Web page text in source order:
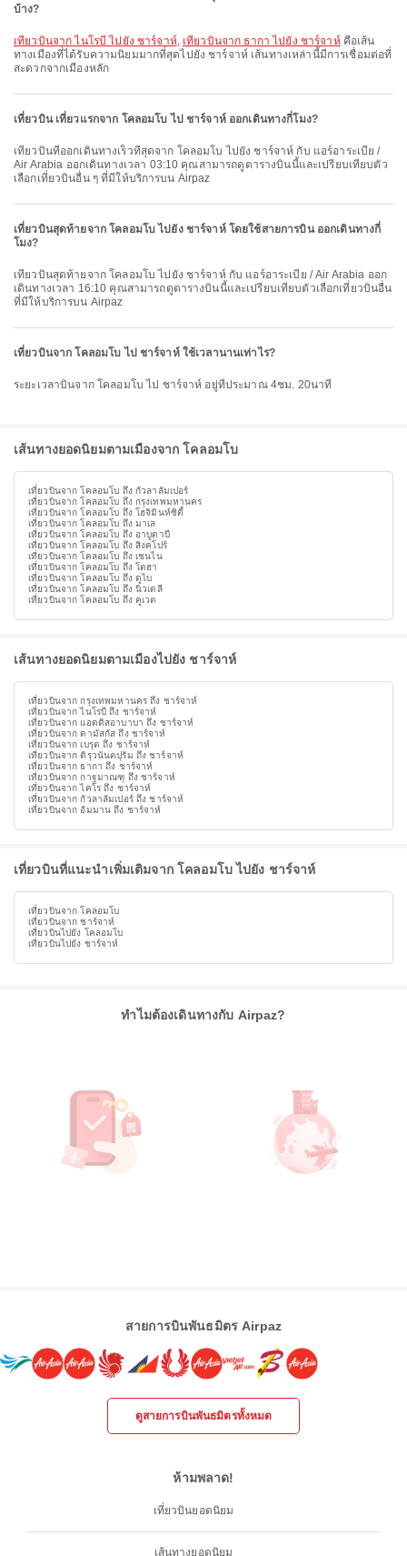
บ้าง?
เที่ยวบินจาก ไนโรบี ไปยัง ชาร์จาห์, เที่ยวบินจาก ธากา ไปยัง ชาร์จาห์ คือเส้น
ทางเมืองที่ได้รับความนิยมมากที่สุดไปยัง ชาร์จาห์ เส้นทางเหล่านี้มีการเชื่อมต่อที่
สะดวกจากเมืองหลัก
เที่ยวบิน เที่ยวแรกจาก โคลอมโบ ไป ชาร์จาห์ ออกเดินทางกี่โมง?
เที่ยวบินที่ออกเดินทางเร็วที่สุดจาก โคลอมโบ ไปยัง ชาร์จาห์ กับ แอร์อาระเบีย /
Air Arabia ออกเดินทางเวลา 03:10 คุณสามารถดูตารางบินนี้และเปรียบเทียบตัว
เลือกเที่ยวบินอื่น ๆ ที่มีให้บริการบน Airpaz
เที่ยวบินสุดท้ายจาก โคลอมโบ ไปยัง ชาร์จาห์ โดยใช้สายการบิน ออกเดินทางกี่
โมง?
เที่ยวบินสุดท้ายจาก โคลอมโบ ไปยัง ชาร์จาห์ กับ แอร์อาระเบีย / Air Arabia ออก
เดินทางเวลา 16:10 คุณสามารถดูตารางบินนี้และเปรียบเทียบตัวเลือกเที่ยวบินอื่น
ที่มีให้บริการบน Airpaz
เที่ยวบินจาก โคลอมโบ ไป ชาร์จาห์ ใช้เวลานานเท่าไร?
ระยะเวลาบินจาก โคลอมโบ ไป ชาร์จาห์ อยู่ที่ประมาณ 4ชม. 20นาที
เส้นทางยอดนิยมตามเมืองจาก โคลอมโบ
เที่ยวบินจาก โคลอมโบ ถึง กัวลาลัมเปอร์
เที่ยวบินจาก โคลอมโบ ถึง กรุงเทพมหานคร
เที่ยวบินจาก โคลอมโบ ถึง โฮจิมินห์ซิตี้
เที่ยวบินจาก โคลอมโบ ถึง มาเล
เที่ยวบินจาก โคลอมโบ ถึง อาบูดาบี
เที่ยวบินจาก โคลอมโบ ถึง สิงคโปร์
เที่ยวบินจาก โคลอมโบ ถึง เชนไน
เที่ยวบินจาก โคลอมโบ ถึง โดฮา
เที่ยวบินจาก โคลอมโบ ถึง ดูไบ
เที่ยวบินจาก โคลอมโบ ถึง นิวเดลี
เที่ยวบินจาก โคลอมโบ ถึง คูเวต
เส้นทางยอดนิยมตามเมืองไปยัง ชาร์จาห์
เที่ยวบินจาก กรุงเทพมหานคร ถึง ชาร์จาห์
เที่ยวบินจาก ไนโรบี ถึง ชาร์จาห์
เที่ยวบินจาก แอดดิสอาบาบา ถึง ชาร์จาห์
เที่ยวบินจาก ดามัสกัส ถึง ชาร์จาห์
เที่ยวบินจาก เบรุต ถึง ชาร์จาห์
เที่ยวบินจาก ติรุวนันตปุรัม ถึง ชาร์จาห์
เที่ยวบินจาก ธากา ถึง ชาร์จาห์
เที่ยวบินจาก กาฐมาณฑุ ถึง ชาร์จาห์
เที่ยวบินจาก ไคโร ถึง ชาร์จาห์
เที่ยวบินจาก กัวลาลัมเปอร์ ถึง ชาร์จาห์
เที่ยวบินจาก อัมมาน ถึง ชาร์จาห์
เที่ยวบินที่แนะนำเพิ่มเติมจาก โคลอมโบ ไปยัง ชาร์จาห์
เที่ยวบินจาก โคลอมโบ
เที่ยวบินจาก ชาร์จาห์
เที่ยวบินไปยัง โคลอมโบ
เที่ยวบินไปยัง ชาร์จาห์
ทำไมต้องเดินทางกับ Airpaz?
สายการบินพันธมิตร Airpaz
ดูสายการบินพันธมิตรทั้งหมด
ห้ามพลาด!
เที่ยวบินยอดนิยม
เส้นทางยอดนิยม